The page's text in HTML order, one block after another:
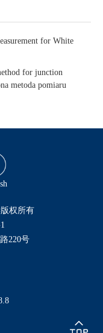
for White
for junction
metoda pomiaru
权所有
220号
8